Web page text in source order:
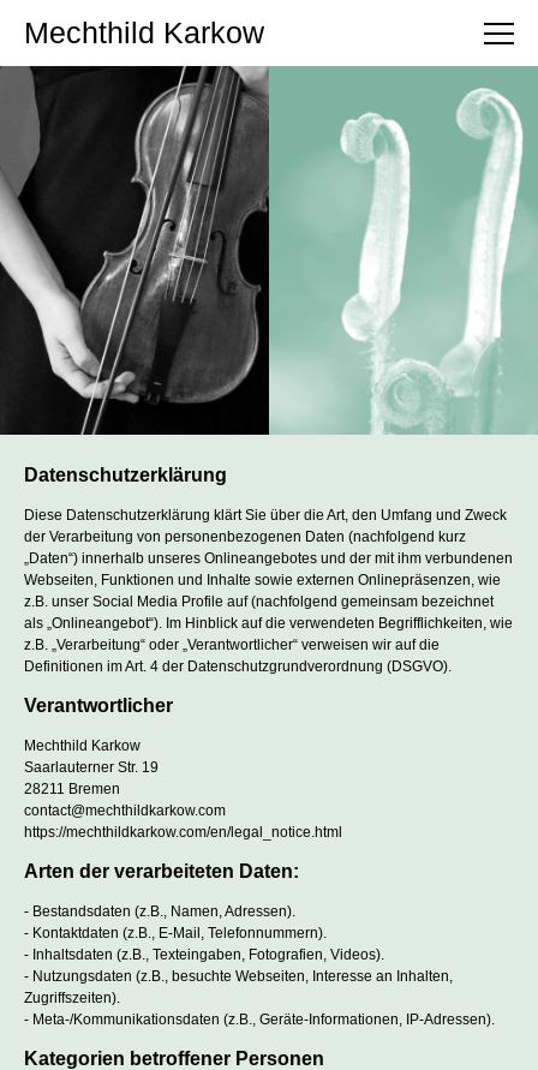
Mechthild Karkow
Datenschutzerklärung
Diese Datenschutzerklärung klärt Sie über die Art, den Umfang und Zweck
der Verarbeitung von personenbezogenen Daten (nachfolgend kurz
„Daten“) innerhalb unseres Onlineangebotes und der mit ihm verbundenen
Webseiten, Funktionen und Inhalte sowie externen Onlinepräsenzen, wie
z.B. unser Social Media Profile auf (nachfolgend gemeinsam bezeichnet
als „Onlineangebot“). Im Hinblick auf die verwendeten Begrifflichkeiten, wie
z.B. „Verarbeitung“ oder „Verantwortlicher“ verweisen wir auf die
Definitionen im Art. 4 der Datenschutzgrundverordnung (DSGVO).
Verantwortlicher
Mechthild Karkow
Saarlauterner Str. 19
28211 Bremen
contact@mechthildkarkow.com
https://mechthildkarkow.com/en/legal_notice.html
Arten der verarbeiteten Daten:
- Bestandsdaten (z.B., Namen, Adressen).
- Kontaktdaten (z.B., E-Mail, Telefonnummern).
- Inhaltsdaten (z.B., Texteingaben, Fotografien, Videos).
- Nutzungsdaten (z.B., besuchte Webseiten, Interesse an Inhalten,
Zugriffszeiten).
- Meta-/Kommunikationsdaten (z.B., Geräte-Informationen, IP-Adressen).
Kategorien betroffener Personen